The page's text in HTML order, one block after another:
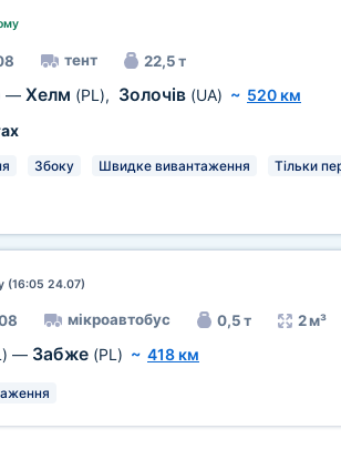
тент 22,5 т
— Хелм (PL), Золочів (UA) ~ 520 км
Збоку Швидке вивантаження Тільки
(16:05 24.07)
мікроавтобус 0,5 т 2 м³
— Забже (PL) ~ 418 км